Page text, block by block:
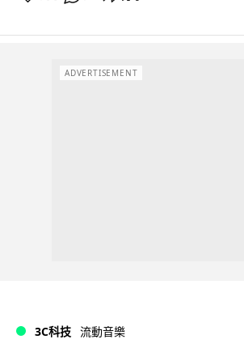
ADVERTISEMENT
3C科技 流動音樂